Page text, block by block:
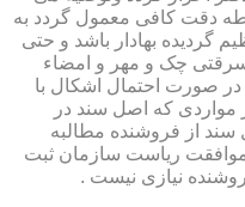
دقت کافی معمول گردد به
گردیده بهادار باشد و حتی
چک و مهر و امضاء
در صورت احتمال اشکال با
که اصل سند در
از فروشنده مطالبه
بند ۵ با عنایت به موافقت ریاست سازمان ثبت
فروشنده نیازی نیست .